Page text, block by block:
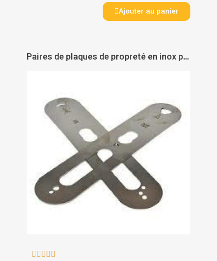
Ajouter au panier
Paires de plaques de propreté en inox pour garnitures XS4 - SALTO
    